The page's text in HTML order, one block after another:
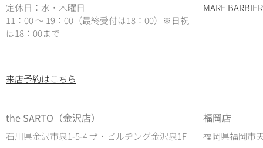
定休日：水・木曜日
11：00 ～ 19：00（最終受付は18：00） ※日祝
は18：00まで
MARE
来店予約はこちら
the SARTO（金沢店）
石川県金沢市泉1-5-4 ザ・ビルヂング金沢泉1F
福岡店
福岡県福岡市